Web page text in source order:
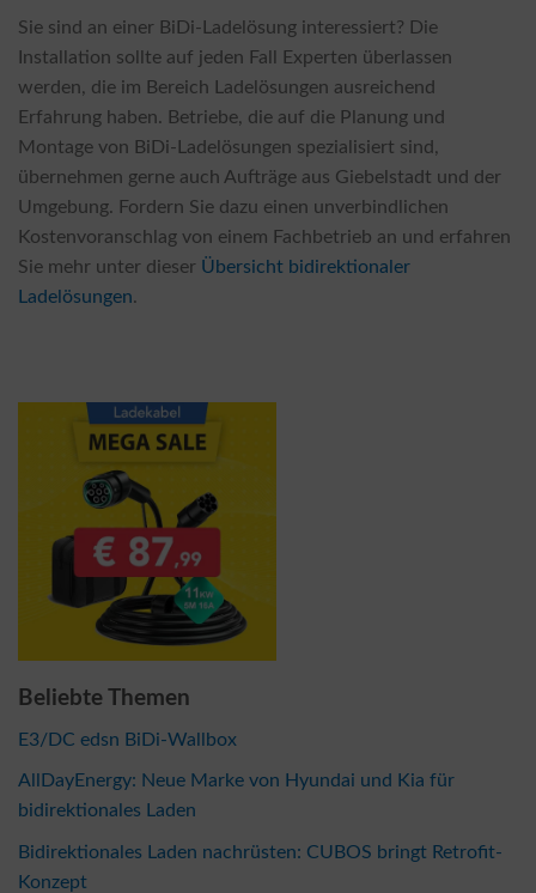
Sie sind an einer BiDi-Ladelösung interessiert? Die
Installation sollte auf jeden Fall Experten überlassen
werden, die im Bereich Ladelösungen ausreichend
Erfahrung haben. Betriebe, die auf die Planung und
Montage von BiDi-Ladelösungen spezialisiert sind,
übernehmen gerne auch Aufträge aus Giebelstadt und der
Umgebung. Fordern Sie dazu einen unverbindlichen
Kostenvoranschlag von einem Fachbetrieb an und erfahren
Sie mehr unter dieser Übersicht bidirektionaler
Ladelösungen.
Beliebte Themen
E3/DC edsn BiDi-Wallbox
AllDayEnergy: Neue Marke von Hyundai und Kia für
bidirektionales Laden
Bidirektionales Laden nachrüsten: CUBOS bringt Retrofit-
Konzept